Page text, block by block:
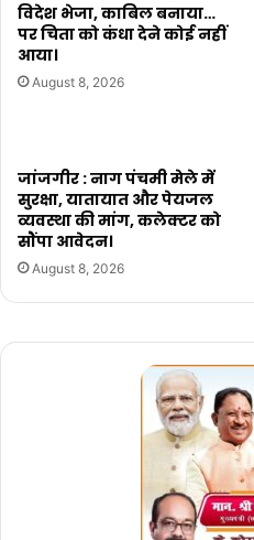
विदेश भेजा, काबिल बनाया…
पर चिता को कंधा देने कोई नहीं
आया।
August 8, 2026
जांजगीर : नाग पंचमी मेले में
सुरक्षा, यातायात और पेयजल
व्यवस्था की मांग, कलेक्टर को
सौंपा आवेदन।
August 8, 2026